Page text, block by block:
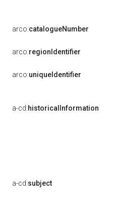
arco:catalogueNumber
arco:regionIdentifier
arco:uniqueIdentifier
a-cd:historicalInformation
a-cd:subject